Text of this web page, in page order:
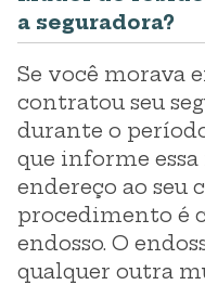
a seguradora?
Se você morava
contratou seu
durante o
que informe
endereço ao seu
procedimento é
endosso. O
qualquer outra